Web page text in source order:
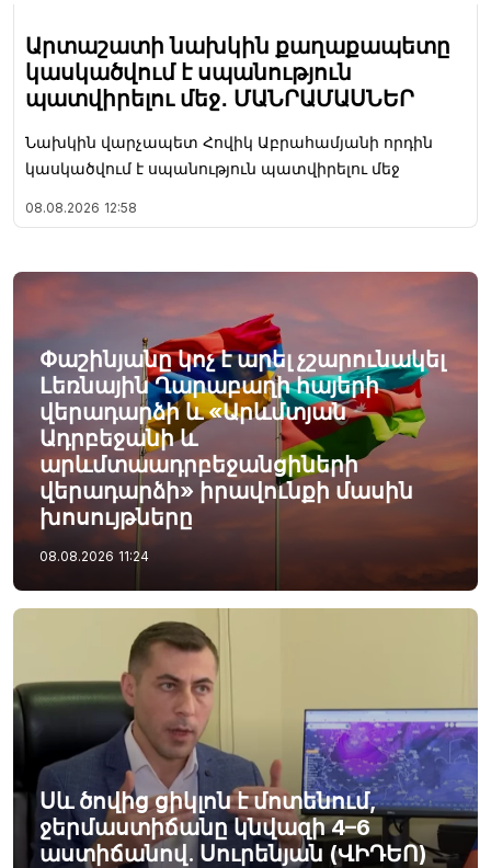
Արտաշատի նախկին քաղաքապետը
կասկածվում է սպանություն
պատվիրելու մեջ․ ՄԱՆՐԱՄԱՍՆԵՐ
Նախկին վարչապետ Հովիկ Աբրահամյանի որդին
կասկածվում է սպանություն պատվիրելու մեջ
08.08.2026 12:58
Փաշինյանը կոչ է արել չշարունակել
Լեռնային Ղարաբաղի հայերի
վերադարձի և «Արևմտյան
Ադրբեջանի և
արևմտաադրբեջանցիների
վերադարձի» իրավունքի մասին
խոսույթները
08.08.2026 11:24
Սև ծովից ցիկլոն է մոտենում,
ջերմաստիճանը կնվազի 4–6
աստիճանով. Սուրենյան (ՎԻԴԵՈ)